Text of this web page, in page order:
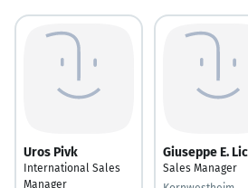
Uros Pivk
International Sales
Manager
Giuseppe E.
Sales Manager